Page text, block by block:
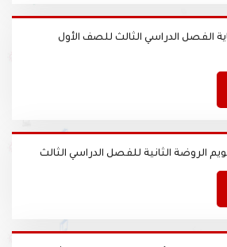
الفصل الدراسي الثالث للصف الأول
الروضة الثانية للفصل الدراسي الثالث